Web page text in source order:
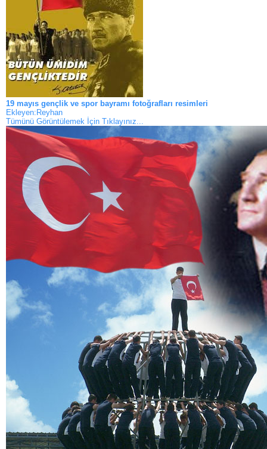
19 mayıs gençlik ve spor bayramı fotoğrafları resimleri
Ekleyen:Reyhan
Tümünü Görüntülemek İçin Tıklayınız...